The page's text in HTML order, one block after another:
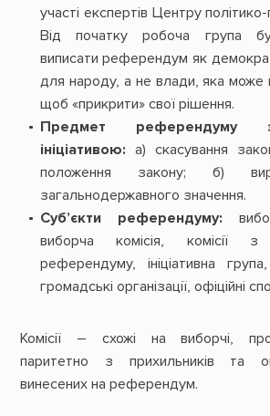
участі експертів Центру
Від початку робоча група
виписати референдум як
для народу, а не влади, яка може
щоб «прикрити» свої рішення.
Предмет референдуму
ініціативою: а) скасування
положення закону; б)
загальнодержавного значення.
Суб’єкти референдуму:
виборча комісія, комісії з
референдуму, ініціативна група,
громадські організації, офіційні
Комісії – схожі на виборчі,
паритетно з прихильників та
винесених на референдум.